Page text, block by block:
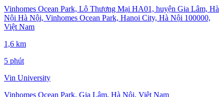
Vinhomes Ocean Park, Lô Thương Mại HA01, huyện Gia Lâm, Hà
Nội Hà Nội, Vinhomes Ocean Park, Hanoi City, Hà Nội 100000,
Việt Nam
1,6 km
5 phút
Vin University
Vinhomes Ocean Park, Gia Lâm, Hà Nội, Việt Nam